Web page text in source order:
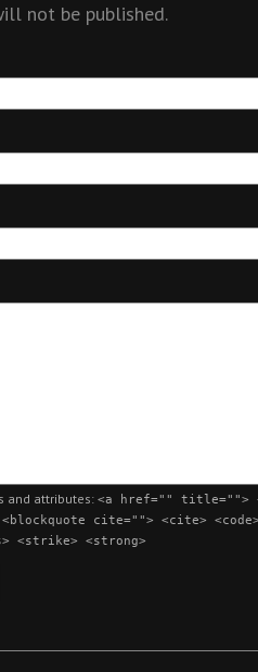
not be published.
and attributes: <a href="" title="">
cite=""> <cite>
<strike> <strong>